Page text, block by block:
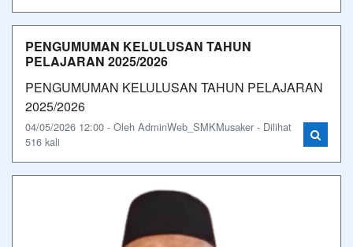
PENGUMUMAN KELULUSAN TAHUN
PELAJARAN 2025/2026
PENGUMUMAN KELULUSAN TAHUN PELAJARAN
2025/2026
04/05/2026 12:00 - Oleh AdminWeb_SMKMusaker - Dilihat
516 kali